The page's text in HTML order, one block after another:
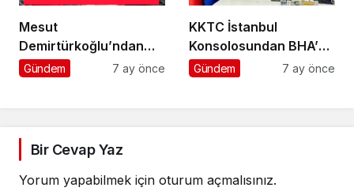
Mesut
Demirtürkoğlu’ndan
Örnek Davranış
Gündem 7 ay önce
KKTC İstanbul
Konsolosundan BHA’ya
Ziyaret
Gündem 7 ay önce
Bir Cevap Yaz
Yorum yapabilmek için oturum açmalısınız.